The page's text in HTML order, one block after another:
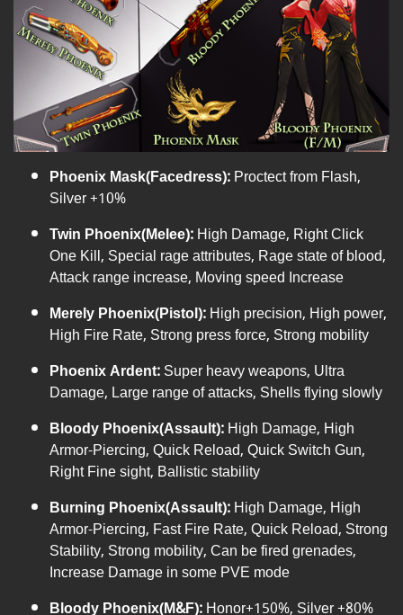
Phoenix Mask(Facedress):Proctect from Flash,
Silver +10%
Twin Phoenix(Melee):High Damage, Right Click
One Kill, Special rage attributes, Rage state of blood,
Attack range increase, Moving speed Increase
Merely Phoenix(Pistol):High precision, High power,
High Fire Rate, Strong press force, Strong mobility
Phoenix Ardent:Super heavy weapons, Ultra
Damage, Large range of attacks, Shells flying slowly
Bloody Phoenix(Assault):High Damage, High
Armor-Piercing, Quick Reload, Quick Switch Gun,
Right Fine sight, Ballistic stability
Burning Phoenix(Assault):High Damage, High
Armor-Piercing, Fast Fire Rate, Quick Reload, Strong
Stability, Strong mobility, Can be fired grenades,
Increase Damage in some PVE mode
Bloody Phoenix(M&F):Honor+150%, Silver +80%